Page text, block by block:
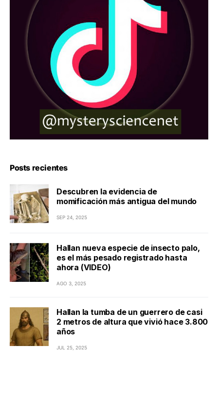
Posts recientes
Descubren la evidencia de
momificación más antigua del mundo
SEP 24, 2025
Hallan nueva especie de insecto palo,
es el más pesado registrado hasta
ahora (VIDEO)
AGO 3, 2025
Hallan la tumba de un guerrero de casi
2 metros de altura que vivió hace 3.800
años
JUL 25, 2025